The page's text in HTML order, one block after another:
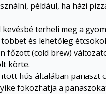
például, ha házi
terheli meg a
és lehetőleg
főzött (cold brew)
körte.
hús általában panaszt
fokozhatja a